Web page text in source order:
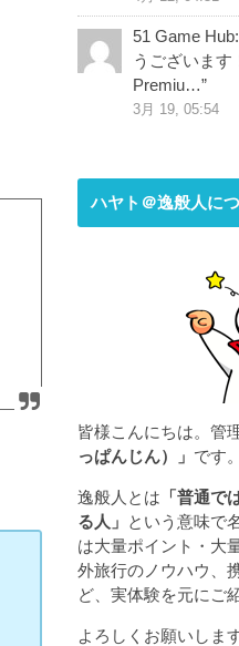
51 Game Hub
うございます
Premiu…”
3月 19, 05:54
ハヤト＠逸般人に
皆様こんにちは。管
っぱんじん）」 です。
逸般人とは 「普通で
る人」
という意味で
は大量ポイント・大
外旅行のノウハウ、
ど、実体験を元にご
よろしくお願いします